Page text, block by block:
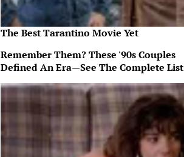
The Best Tarantino Movie Yet
Remember Them? These '90s Couples
Defined An Era—See The Complete List